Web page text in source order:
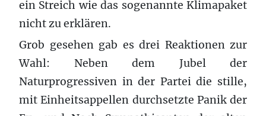
ein Streich wie das sogenannte Klimapaket
nicht zu erklären.
Grob gesehen gab es drei Reaktionen zur
Wahl: Neben dem Jubel der
Naturprogressiven in der Partei die stille,
mit Einheitsappellen durchsetzte Panik der